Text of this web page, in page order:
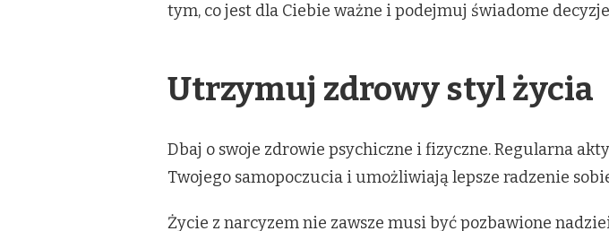
tym, co jest dla Ciebie ważne i podejmuj świadome
Utrzymuj zdrowy styl życia
Dbaj o swoje zdrowie psychiczne i fizyczne. Regularna
Twojego samopoczucia i umożliwiają lepsze radzenie
Życie z narcyzem nie zawsze musi być pozbawione